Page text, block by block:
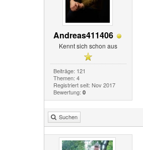
Andreas411406
Kennt sich schon aus
Beiträge: 121
Themen: 4
Registriert seit: Nov 2017
Bewertung: 0
Suchen